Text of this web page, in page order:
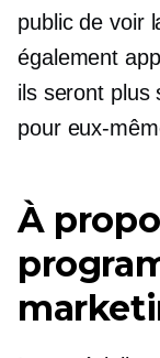
public de voir
également
ils seront plus
pour eux-
À